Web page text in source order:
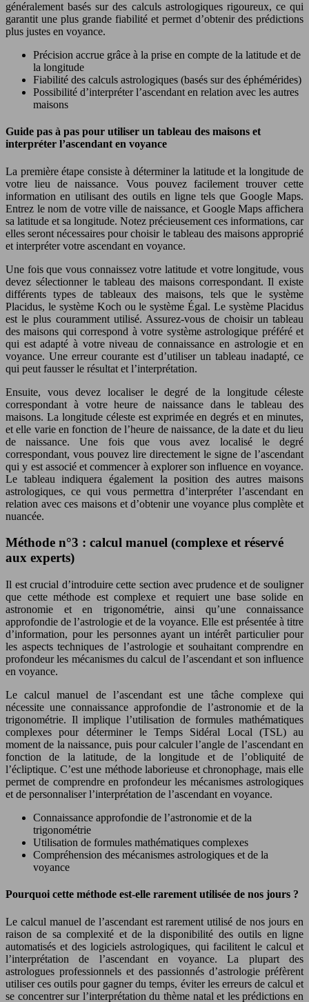
généralement basés sur des calculs astrologiques rigoureux, ce qui
garantit une plus grande fiabilité et permet d’obtenir des prédictions
plus justes en voyance.
Précision accrue grâce à la prise en compte de la latitude et de
la longitude
Fiabilité des calculs astrologiques (basés sur des éphémérides)
Possibilité d’interpréter l’ascendant en relation avec les autres
maisons
Guide pas à pas pour utiliser un tableau des maisons et
interpréter l’ascendant en voyance
La première étape consiste à déterminer la latitude et la longitude de
votre lieu de naissance. Vous pouvez facilement trouver cette
information en utilisant des outils en ligne tels que Google Maps.
Entrez le nom de votre ville de naissance, et Google Maps affichera
sa latitude et sa longitude. Notez précieusement ces informations, car
elles seront nécessaires pour choisir le tableau des maisons approprié
et interpréter votre ascendant en voyance.
Une fois que vous connaissez votre latitude et votre longitude, vous
devez sélectionner le tableau des maisons correspondant. Il existe
différents types de tableaux des maisons, tels que le système
Placidus, le système Koch ou le système Égal. Le système Placidus
est le plus couramment utilisé. Assurez-vous de choisir un tableau
des maisons qui correspond à votre système astrologique préféré et
qui est adapté à votre niveau de connaissance en astrologie et en
voyance. Une erreur courante est d’utiliser un tableau inadapté, ce
qui peut fausser le résultat et l’interprétation.
Ensuite, vous devez localiser le degré de la longitude céleste
correspondant à votre heure de naissance dans le tableau des
maisons. La longitude céleste est exprimée en degrés et en minutes,
et elle varie en fonction de l’heure de naissance, de la date et du lieu
de naissance. Une fois que vous avez localisé le degré
correspondant, vous pouvez lire directement le signe de l’ascendant
qui y est associé et commencer à explorer son influence en voyance.
Le tableau indiquera également la position des autres maisons
astrologiques, ce qui vous permettra d’interpréter l’ascendant en
relation avec ces maisons et d’obtenir une voyance plus complète et
nuancée.
Méthode n°3 : calcul manuel (complexe et réservé
aux experts)
Il est crucial d’introduire cette section avec prudence et de souligner
que cette méthode est complexe et requiert une base solide en
astronomie et en trigonométrie, ainsi qu’une connaissance
approfondie de l’astrologie et de la voyance. Elle est présentée à titre
d’information, pour les personnes ayant un intérêt particulier pour
les aspects techniques de l’astrologie et souhaitant comprendre en
profondeur les mécanismes du calcul de l’ascendant et son influence
en voyance.
Le calcul manuel de l’ascendant est une tâche complexe qui
nécessite une connaissance approfondie de l’astronomie et de la
trigonométrie. Il implique l’utilisation de formules mathématiques
complexes pour déterminer le Temps Sidéral Local (TSL) au
moment de la naissance, puis pour calculer l’angle de l’ascendant en
fonction de la latitude, de la longitude et de l’obliquité de
l’écliptique. C’est une méthode laborieuse et chronophage, mais elle
permet de comprendre en profondeur les mécanismes astrologiques
et de personnaliser l’interprétation de l’ascendant en voyance.
Connaissance approfondie de l’astronomie et de la
trigonométrie
Utilisation de formules mathématiques complexes
Compréhension des mécanismes astrologiques et de la
voyance
Pourquoi cette méthode est-elle rarement utilisée de nos jours ?
Le calcul manuel de l’ascendant est rarement utilisé de nos jours en
raison de sa complexité et de la disponibilité des outils en ligne
automatisés et des logiciels astrologiques, qui facilitent le calcul et
l’interprétation de l’ascendant en voyance. La plupart des
astrologues professionnels et des passionnés d’astrologie préfèrent
utiliser ces outils pour gagner du temps, éviter les erreurs de calcul et
se concentrer sur l’interprétation du thème natal et les prédictions en